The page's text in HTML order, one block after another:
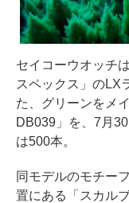
セイコーウオッチ
スペックス」のLX
た、グリーンをメ
DB039」を、7月
は500本。
同モデルのモチー
置にある「スカル